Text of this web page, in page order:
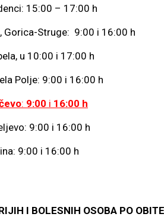
15:00 – 17:00 h
Gorica-Struge: 9:00 i 16:00 h
i 17:00 h
Polje: 9:00 i 16:00 h
: 9:00 i 16:00 h
9:00 i 16:00 h
9:00 i 16:00 h
I BOLESNIH OSOBA PO